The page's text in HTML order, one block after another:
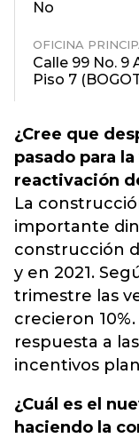
¿Cree que
pasado para
reactivación
La
importante
construcción
y en 2021.
trimestre las
crecieron
respuesta a
incentivos
¿Cuál es el
haciendo la